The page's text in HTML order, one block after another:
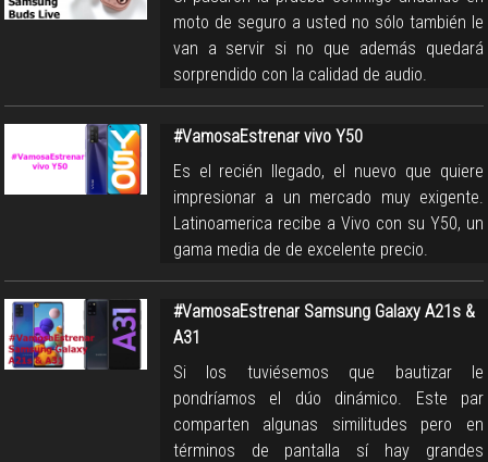
moto de seguro a usted no sólo también le
van a servir si no que además quedará
sorprendido con la calidad de audio.
#VamosaEstrenar vivo Y50
Es el recién llegado, el nuevo que quiere
impresionar a un mercado muy exigente.
Latinoamerica recibe a Vivo con su Y50, un
gama media de de excelente precio.
#VamosaEstrenar Samsung Galaxy A21s &
A31
Si los tuviésemos que bautizar le
pondríamos el dúo dinámico. Este par
comparten algunas similitudes pero en
términos de pantalla sí hay grandes